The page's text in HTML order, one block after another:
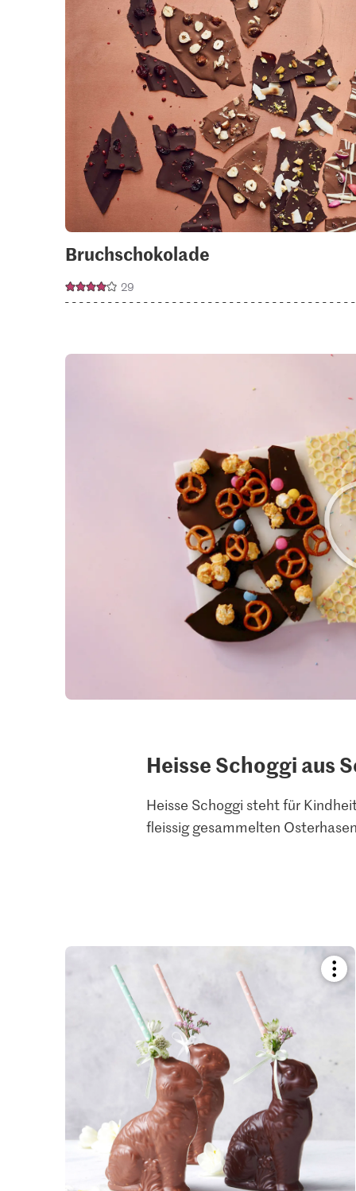
Bruchschokolade
29
Heisse Schoggi aus
Heisse Schoggi steht für
fleissig gesammelten
recipe